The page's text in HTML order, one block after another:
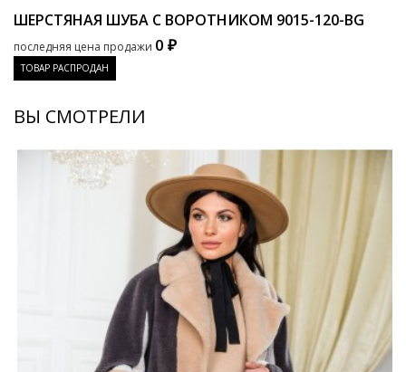
ШЕРСТЯНАЯ ШУБА С ВОРОТНИКОМ 9015-120-BG
последняя цена продажи 0 ₽
ТОВАР РАСПРОДАН
ВЫ СМОТРЕЛИ